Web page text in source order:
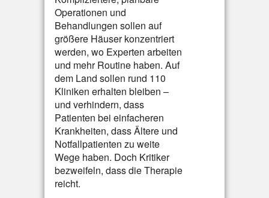
Operationen und
Behandlungen sollen auf
größere Häuser konzentriert
werden, wo Experten arbeiten
und mehr Routine haben. Auf
dem Land sollen rund 110
Kliniken erhalten bleiben –
und verhindern, dass
Patienten bei einfacheren
Krankheiten, dass Ältere und
Notfallpatienten zu weite
Wege haben. Doch Kritiker
bezweifeln, dass die Therapie
reicht.